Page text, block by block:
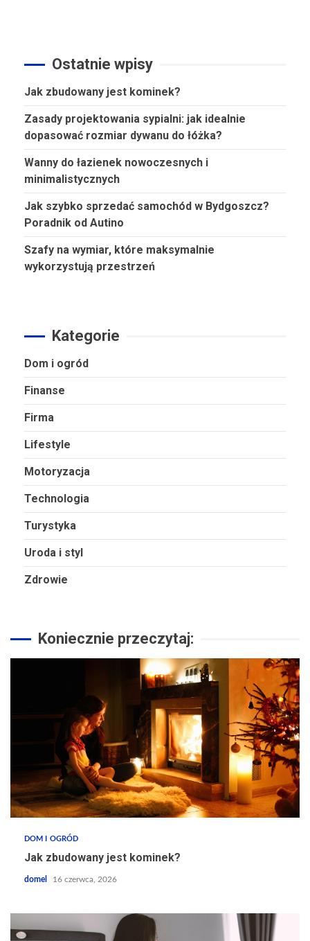
Ostatnie wpisy
Jak zbudowany jest kominek?
Zasady projektowania sypialni: jak idealnie
dopasować rozmiar dywanu do łóżka?
Wanny do łazienek nowoczesnych i
minimalistycznych
Jak szybko sprzedać samochód w Bydgoszcz?
Poradnik od Autino
Szafy na wymiar, które maksymalnie
wykorzystują przestrzeń
Kategorie
Dom i ogród
Finanse
Firma
Lifestyle
Motoryzacja
Technologia
Turystyka
Uroda i styl
Zdrowie
Koniecznie przeczytaj:
DOM I OGRÓD
Jak zbudowany jest kominek?
domel 16 czerwca, 2026